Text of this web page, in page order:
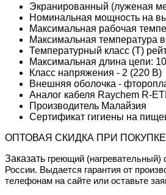
Экранированный (луженая
Номинальная мощность на
Максимальная рабочая
Максимальная температура
Температурный класс (Т)
Максимальная длина цепи:
Класс напряжения - 2 (220 В)
Внешняя оболочка -
Аналог кабеля Raychem R-
Производитель Малайзия
Сертификат гигиены на
ОПТОВАЯ СКИДКА ПРИ
Заказать греющий (нагревательный)
России. Выдается гарантия от
телефонам на сайте или оставьте